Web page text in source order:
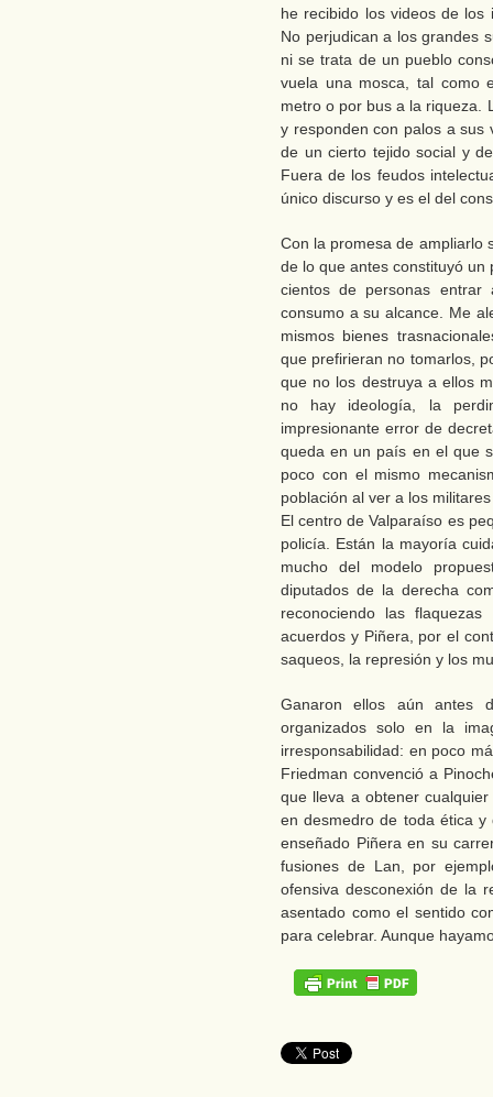
he recibido los videos de
No perjudican a los grandes
ni se trata de un pueblo
vuela una mosca, tal como
metro o por bus a la riqueza.
y responden con palos a sus
de un cierto tejido social y
Fuera de los feudos
único discurso y es el del
Con la promesa de ampliarlo
de lo que antes constituyó
cientos de personas
consumo a su alcance. Me
mismos bienes
que prefirieran no tomarlos,
que no los destruya a ellos
no hay ideología, la
impresionante error de
queda en un país en el que
poco con el mismo
población al ver a los
El centro de Valparaíso es
policía. Están la mayoría
mucho del modelo
diputados de la derecha
reconociendo las
acuerdos y Piñera, por el
saqueos, la represión y los
Ganaron ellos aún antes
organizados solo en la
irresponsabilidad: en poco
Friedman convenció a
que lleva a obtener
en desmedro de toda ética
enseñado Piñera en su
fusiones de Lan, por
ofensiva desconexión de la
asentado como el sentido
para celebrar. Aunque